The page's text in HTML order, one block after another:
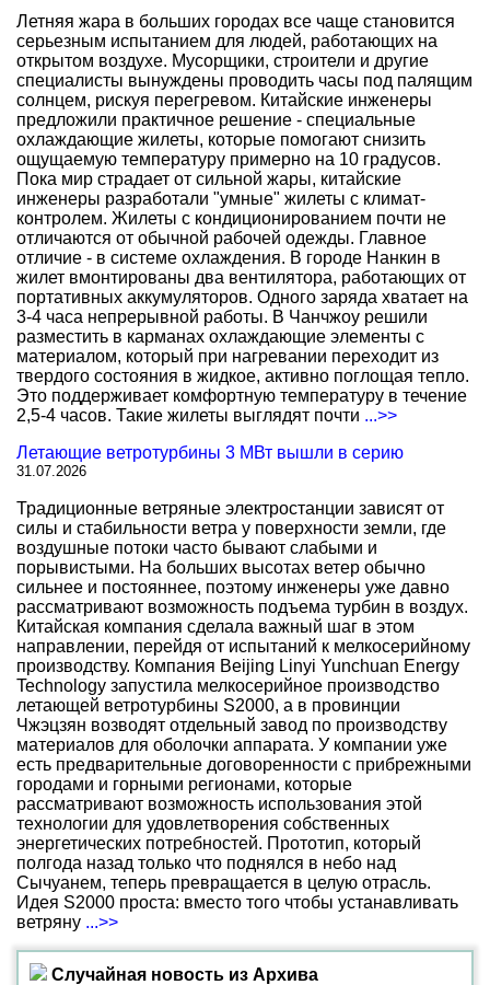
Летняя жара в больших городах все чаще становится
серьезным испытанием для людей, работающих на
открытом воздухе. Мусорщики, строители и другие
специалисты вынуждены проводить часы под палящим
солнцем, рискуя перегревом. Китайские инженеры
предложили практичное решение - специальные
охлаждающие жилеты, которые помогают снизить
ощущаемую температуру примерно на 10 градусов.
Пока мир страдает от сильной жары, китайские
инженеры разработали "умные" жилеты с климат-
контролем. Жилеты с кондиционированием почти не
отличаются от обычной рабочей одежды. Главное
отличие - в системе охлаждения. В городе Нанкин в
жилет вмонтированы два вентилятора, работающих от
портативных аккумуляторов. Одного заряда хватает на
3-4 часа непрерывной работы. В Чанчжоу решили
разместить в карманах охлаждающие элементы с
материалом, который при нагревании переходит из
твердого состояния в жидкое, активно поглощая тепло.
Это поддерживает комфортную температуру в течение
2,5-4 часов. Такие жилеты выглядят почти ...>>
Летающие ветротурбины 3 МВт вышли в серию
31.07.2026
Традиционные ветряные электростанции зависят от
силы и стабильности ветра у поверхности земли, где
воздушные потоки часто бывают слабыми и
порывистыми. На больших высотах ветер обычно
сильнее и постояннее, поэтому инженеры уже давно
рассматривают возможность подъема турбин в воздух.
Китайская компания сделала важный шаг в этом
направлении, перейдя от испытаний к мелкосерийному
производству. Компания Beijing Linyi Yunchuan Energy
Technology запустила мелкосерийное производство
летающей ветротурбины S2000, а в провинции
Чжэцзян возводят отдельный завод по производству
материалов для оболочки аппарата. У компании уже
есть предварительные договоренности с прибрежными
городами и горными регионами, которые
рассматривают возможность использования этой
технологии для удовлетворения собственных
энергетических потребностей. Прототип, который
полгода назад только что поднялся в небо над
Сычуанем, теперь превращается в целую отрасль.
Идея S2000 проста: вместо того чтобы устанавливать
ветряну ...>>
Случайная новость из Архива